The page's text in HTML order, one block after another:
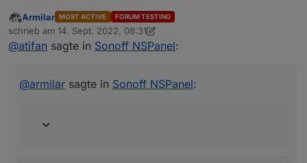
panelRecvTopic
Offline
Armilar MOST ACTIVE FORUM TESTING
schrieb am 14. Sept. 2022, 08:31
zuletzt editiert von Armilar
@atifan sagte in Sonoff NSPanel:
@armilar sagte in Sonoff NSPanel: